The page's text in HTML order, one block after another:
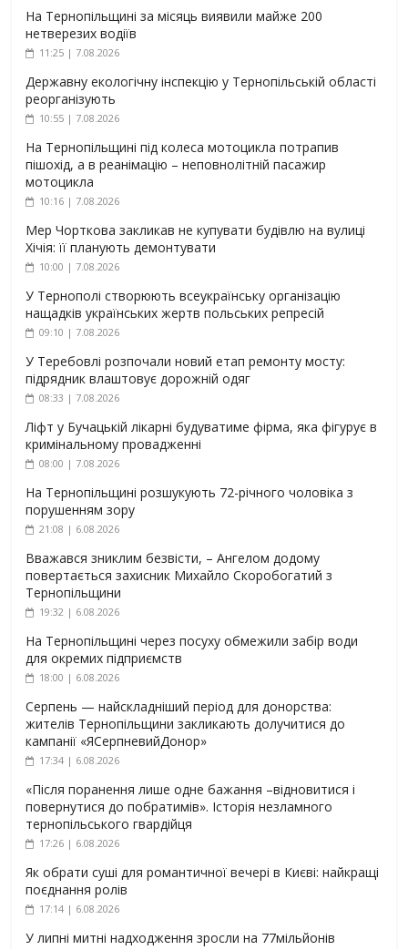
На Тернопільщині за місяць виявили майже 200
нетверезих водіїв
11:25 | 7.08.2026
Державну екологічну інспекцію у Тернопільській області
реорганізують
10:55 | 7.08.2026
На Тернопільщині під колеса мотоцикла потрапив
пішохід, а в реанімацію – неповнолітній пасажир
мотоцикла
10:16 | 7.08.2026
Мер Чорткова закликав не купувати будівлю на вулиці
Хічія: її планують демонтувати
10:00 | 7.08.2026
У Тернополі створюють всеукраїнську організацію
нащадків українських жертв польських репресій
09:10 | 7.08.2026
У Теребовлі розпочали новий етап ремонту мосту:
підрядник влаштовує дорожній одяг
08:33 | 7.08.2026
Ліфт у Бучацькій лікарні будуватиме фірма, яка фігурує в
кримінальному провадженні
08:00 | 7.08.2026
На Тернопільщині розшукують 72-річного чоловіка з
порушенням зору
21:08 | 6.08.2026
Вважався зниклим безвісти, – Ангелом додому
повертається захисник Михайло Скоробогатий з
Тернопільщини
19:32 | 6.08.2026
На Тернопільщині через посуху обмежили забір води
для окремих підприємств
18:00 | 6.08.2026
Серпень — найскладніший період для донорства:
жителів Тернопільщини закликають долучитися до
кампанії «ЯСерпневийДонор»
17:34 | 6.08.2026
«Після поранення лише одне бажання –відновитися і
повернутися до побратимів». Історія незламного
тернопільського гвардійця
17:26 | 6.08.2026
Як обрати суші для романтичної вечері в Києві: найкращі
поєднання ролів
17:14 | 6.08.2026
У липні митні надходження зросли на 77мільйонів